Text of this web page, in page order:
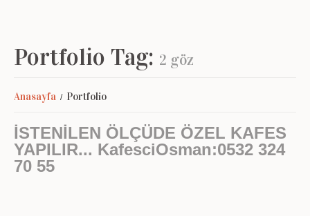
Portfolio Tag: 2 göz
Anasayfa Portfolio
İSTENİLEN ÖLÇÜDE ÖZEL KAFES
YAPILIR... KafesciOsman:0532 324
70 55